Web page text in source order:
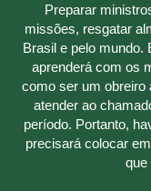
Preparar
missões, resgatar
Brasil e pelo mundo.
aprenderá com os
como ser um obreiro
atender ao
período. Portanto,
precisará colocar
que